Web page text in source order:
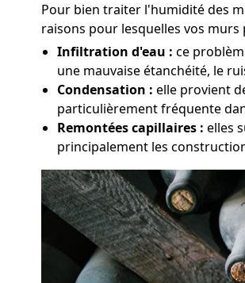
Pour bien traiter l'humidité des
raisons pour lesquelles vos
Infiltration d'eau : ce
une mauvaise étanchéité, le
Condensation : elle provient
particulièrement fréquente
Remontées capillaires : elles
principalement les